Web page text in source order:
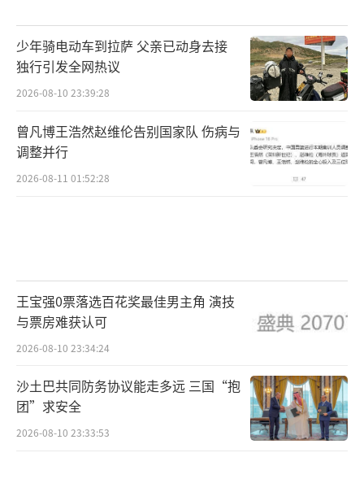
少年骑电动车到拉萨 父亲已动身去接
独行引发全网热议
2026-08-10 23:39:28
曾凡博王浩然赵维伦告别国家队 伤病与
调整并行
2026-08-11 01:52:28
王宝强0票落选百花奖最佳男主角 演技
与票房难获认可
2026-08-10 23:34:24
沙土巴共同防务协议能走多远 三国“抱
团”求安全
2026-08-10 23:33:53